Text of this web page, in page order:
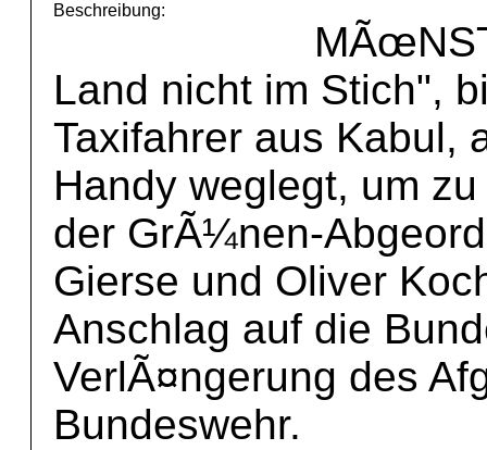
Beschreibung:
Land nicht im Stich",
Taxifahrer aus Kabul,
Handy weglegt, um
der GrÃ¼nen-
Gierse und Oliver
Anschlag auf die
VerlÃ¤ngerung des
Bundeswehr.